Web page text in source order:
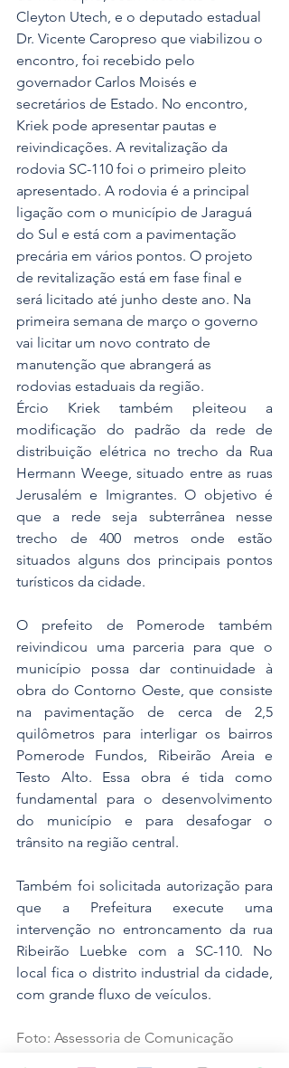
Cleyton Utech, e o deputado estadual
Dr. Vicente Caropreso que viabilizou o
encontro, foi recebido pelo
governador Carlos Moisés e
secretários de Estado. No encontro,
Kriek pode apresentar pautas e
reivindicações. A revitalização da
rodovia SC-110 foi o primeiro pleito
apresentado. A rodovia é a principal
ligação com o município de Jaraguá
do Sul e está com a pavimentação
precária em vários pontos. O projeto
de revitalização está em fase final e
será licitado até junho deste ano. Na
primeira semana de março o governo
vai licitar um novo contrato de
manutenção que abrangerá as
rodovias estaduais da região.
Ércio Kriek também pleiteou a
modificação do padrão da rede de
distribuição elétrica no trecho da Rua
Hermann Weege, situado entre as ruas
Jerusalém e Imigrantes. O objetivo é
que a rede seja subterrânea nesse
trecho de 400 metros onde estão
situados alguns dos principais pontos
turísticos da cidade.
O prefeito de Pomerode também
reivindicou uma parceria para que o
município possa dar continuidade à
obra do Contorno Oeste, que consiste
na pavimentação de cerca de 2,5
quilômetros para interligar os bairros
Pomerode Fundos, Ribeirão Areia e
Testo Alto. Essa obra é tida como
fundamental para o desenvolvimento
do município e para desafogar o
trânsito na região central.
Também foi solicitada autorização para
que a Prefeitura execute uma
intervenção no entroncamento da rua
Ribeirão Luebke com a SC-110. No
local fica o distrito industrial da cidade,
com grande fluxo de veículos.
Foto: Assessoria de Comunicação